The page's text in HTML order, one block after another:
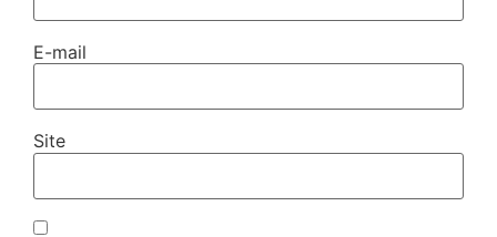
E-mail
Site